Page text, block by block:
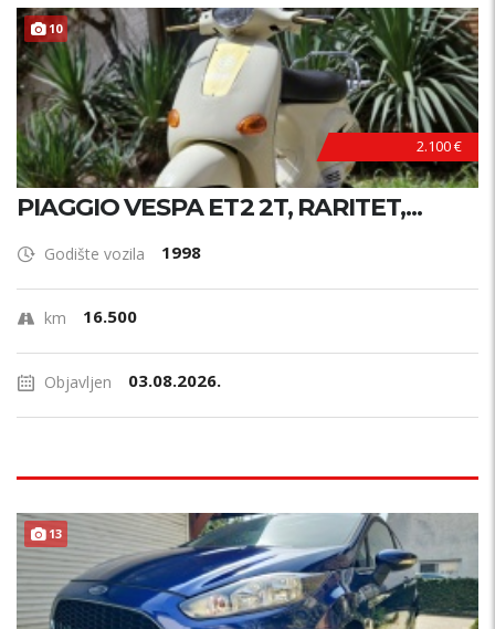
10
2.100 €
PIAGGIO VESPA ET2 2T, RARITET,...
Godište vozila 1998
km 16.500
Objavljen 03.08.2026.
13